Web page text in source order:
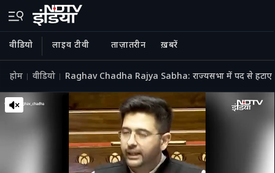
वीडियो लाइव टीवी ताज़ातरीन ख़बरें
होम वीडियो Raghav Chadha Rajya Sabha: राज्यसभा में पद से हटाए